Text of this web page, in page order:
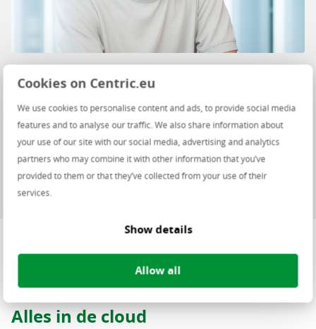
Cookies on Centric.eu
We use cookies to personalise content and ads, to provide social media
features and to analyse our traffic. We also share information about
your use of our site with our social media, advertising and analytics
partners who may combine it with other information that you’ve
provided to them or that they’ve collected from your use of their
services.
Show details
Allow all
“Ik hoor er zelf weinig over en
meestal is dat een teken dat het
goed gaat.”
Adriaan van Loon
gemeente Roosendaal
Alles in de cloud